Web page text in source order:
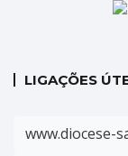
LIGAÇÕES
www.diocese-